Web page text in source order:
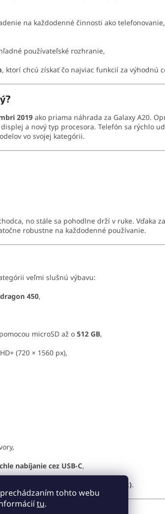
tohto webu
tu.
na každodenné činnosti ako
používateľské rozhranie,
, ktorí chcú získať čo najviac funkcií za výhodnú
2019 ako priama náhrada za Galaxy A20.
a nový typ procesora. Telefón sa rýchlo
vo svojej kategórii.
no stále sa pohodlne drží v ruke. Vďaka
robustne na každodenné používanie.
veľmi slušnú výbavu:
450,
microSD až o 512 GB,
(720 × 1560 px),
nabíjanie cez USB-C,
odomknutie tvárou (Face Unlock).